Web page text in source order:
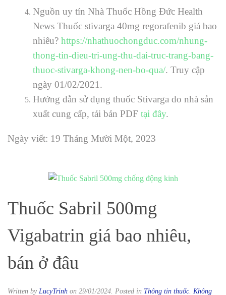
Nguồn uy tín Nhà Thuốc Hồng Đức Health
News Thuốc stivarga 40mg regorafenib giá bao
nhiêu? https://nhathuochongduc.com/nhung-
thong-tin-dieu-tri-ung-thu-dai-truc-trang-bang-
thuoc-stivarga-khong-nen-bo-qua/. Truy cập
ngày 01/02/2021.
Hướng dẫn sử dụng thuốc Stivarga do nhà sản
xuất cung cấp, tải bản PDF tại đây.
Ngày viết: 19 Tháng Mười Một, 2023
Thuốc Sabril 500mg
Vigabatrin giá bao nhiêu,
bán ở đâu
Written by LucyTrinh on 29/01/2024. Posted in Thông tin thuốc. Không